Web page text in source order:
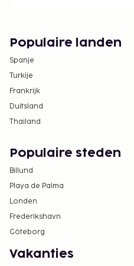
Populaire landen
Spanje
Turkije
Frankrijk
Duitsland
Thailand
Populaire steden
Billund
Playa de Palma
Londen
Frederikshavn
Göteborg
Vakanties